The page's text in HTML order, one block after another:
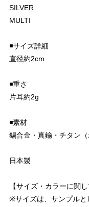
SILVER
MULTI
◾️サイズ詳細
直径約2cm
◾️重さ
片耳約2g
◾️素材
錫合金・真鍮・チタン（
日本製
【サイズ・カラーに関し
※サイズは、サンプルと